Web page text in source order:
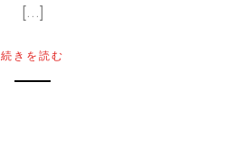
[...]
続きを読む